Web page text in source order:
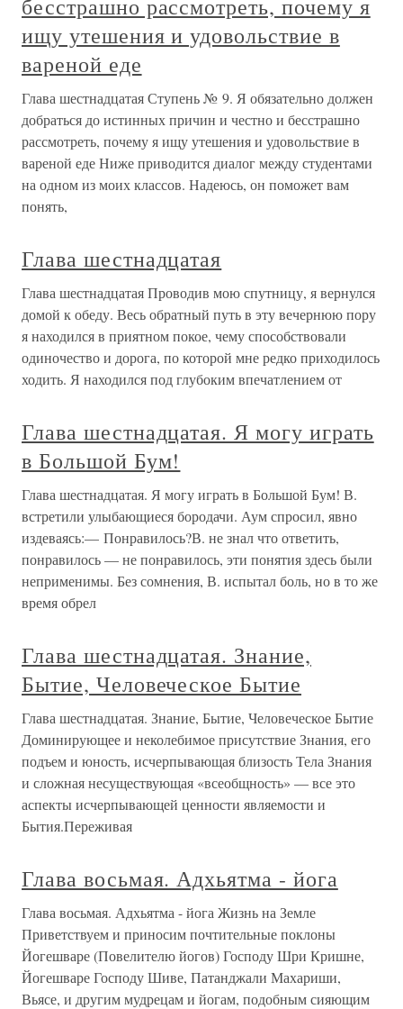
бесстрашно рассмотреть, почему я
ищу утешения и удовольствие в
вареной еде
Глава шестнадцатая Ступень № 9. Я обязательно должен
добраться до истинных причин и честно и бесстрашно
рассмотреть, почему я ищу утешения и удовольствие в
вареной еде Ниже приводится диалог между студентами
на одном из моих классов. Надеюсь, он поможет вам
понять,
Глава шестнадцатая
Глава шестнадцатая Проводив мою спутницу, я вернулся
домой к обеду. Весь обратный путь в эту вечернюю пору
я находился в приятном покое, чему способствовали
одиночество и дорога, по которой мне редко приходилось
ходить. Я находился под глубоким впечатлением от
Глава шестнадцатая. Я могу играть
в Большой Бум!
Глава шестнадцатая. Я могу играть в Большой Бум! В.
встретили улыбающиеся бородачи. Аум спросил, явно
издеваясь:— Понравилось?В. не знал что ответить,
понравилось — не понравилось, эти понятия здесь были
неприменимы. Без сомнения, В. испытал боль, но в то же
время обрел
Глава шестнадцатая. Знание,
Бытие, Человеческое Бытие
Глава шестнадцатая. Знание, Бытие, Человеческое Бытие
Доминирующее и неколебимое присутствие Знания, его
подъем и юность, исчерпывающая близость Тела Знания
и сложная несуществующая «всеобщность» — все это
аспекты исчерпывающей ценности являемости и
Бытия.Переживая
Глава восьмая. Адхьятма - йога
Глава восьмая. Адхьятма - йога Жизнь на Земле
Приветствуем и приносим почтительные поклоны
Йогешваре (Повелителю йогов) Господу Шри Кришне,
Йогешваре Господу Шиве, Патанджали Махариши,
Вьясе, и другим мудрецам и йогам, подобным сияющим